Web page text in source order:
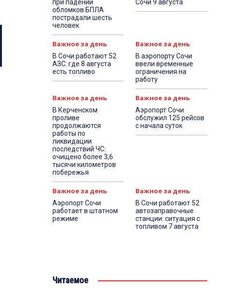
при падении
обломков БПЛА
пострадали шесть
человек
Сочи 9 августа
Важное за день
В Сочи работают 52
АЗС: где 8 августа
есть топливо
Важное за день
В аэропорту Сочи
ввели временные
ограничения на
работу
Важное за день
В Керченском
проливе
продолжаются
работы по
ликвидации
последствий ЧС:
очищено более 3,6
тысячи километров
побережья
Важное за день
Аэропорт Сочи
обслужил 125 рейсов
с начала суток
Важное за день
Аэропорт Сочи
работает в штатном
режиме
Важное за день
В Сочи работают 52
автозаправочные
станции: ситуация с
топливом 7 августа
Читаемое